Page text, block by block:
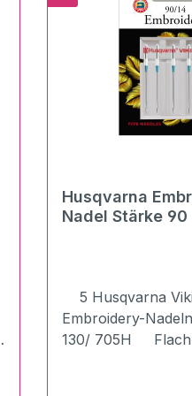
Economy
bestickende Teile
Husqvarna
Nadel Stärke 90
5 Husqvarna
Embroidery-
130/ 705H